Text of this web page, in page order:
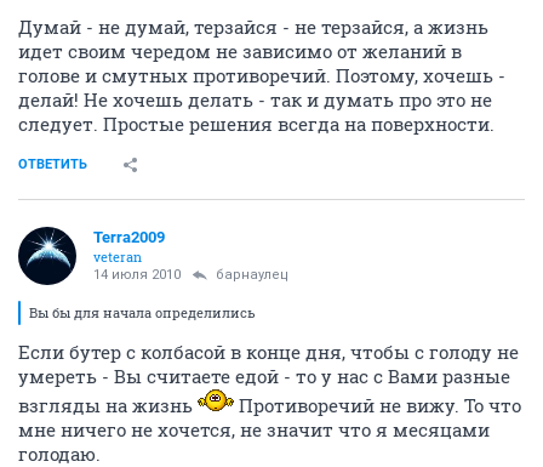
Думай - не думай, терзайся - не терзайся, а жизнь
идет своим чередом не зависимо от желаний в
голове и смутных противоречий. Поэтому, хочешь -
делай! Не хочешь делать - так и думать про это не
следует. Простые решения всегда на поверхности.
ОТВЕТИТЬ
Terra2009
veteran
14 июля 2010 барнаулец
Вы бы для начала определились
Если бутер с колбасой в конце дня, чтобы с голоду не
умереть - Вы считаете едой - то у нас с Вами разные
взгляды на жизнь
Противоречий не вижу. То что
мне ничего не хочется, не значит что я месяцами
голодаю.